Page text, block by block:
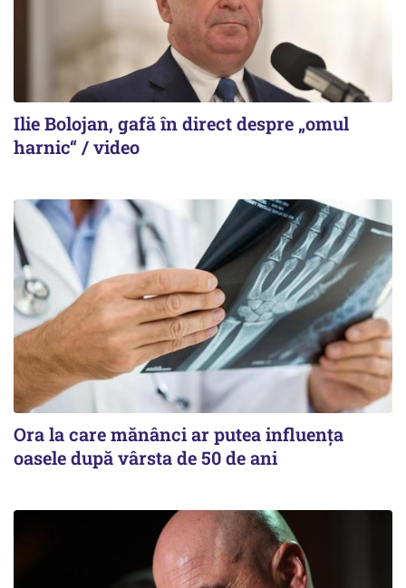
Ilie Bolojan, gafă în direct despre „omul
harnic“ / video
Ora la care mănânci ar putea influența
oasele după vârsta de 50 de ani